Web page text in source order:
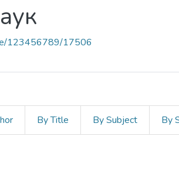
123456789/17506
By Title By Subject By